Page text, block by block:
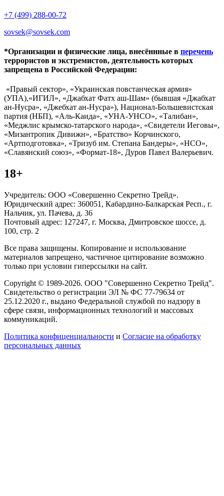
+7 (499) 288-00-72
sovsek@sovsek.com
*Организации и физические лица, внесённные в перечень
террористов и экстремистов, деятельность которых
запрещена в Российской Федерации:
«Правый сектор», «Украинская повстанческая армия»
(УПА),«ИГИЛ», «Джабхат Фатх аш-Шам» (бывшая «Джабхат
ан-Нусра», «Джебхат ан-Нусра»), Национал-Большевистская
партия (НБП), «Аль-Каида», «УНА-УНСО», «Талибан»,
«Меджлис крымско-татарского народа», «Свидетели Иеговы»,
«Мизантропик Дивижн», «Братство» Корчинского,
«Артподготовка», «Тризуб им. Степана Бандеры», «НСО»,
«Славянский союз», «Формат-18», Дуров Павел Валерьевич.
18+
Учредитель: ООО «Совершенно Секретно Трейд».
Юридический адрес: 360051, Кабардино-Балкарская Респ., г.
Нальчик, ул. Пачева, д. 36
Почтовый адрес: 127247, г. Москва, Дмитровское шоссе, д.
100, стр. 2
Все права защищены. Копирование и использование
материалов запрещено, частичное цитирование возможно
только при условии гиперссылки на сайт.
Copyright © 1989-2026. ООО "Совершенно Секретно Трейд".
Свидетельство о регистрации ЭЛ № ФС 77-79634 от
25.12.2020 г., выдано Федеральной службой по надзору в
сфере связи, информационных технологий и массовых
коммуникаций.
Политика конфиценциальности и Согласие на обработку
персональных данных